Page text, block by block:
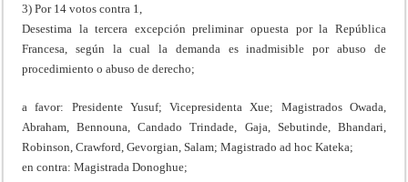
3) Por 14 votos contra 1,
Desestima la tercera excepción preliminar opuesta por la República
Francesa, según la cual la demanda es inadmisible por abuso de
procedimiento o abuso de derecho;
a favor: Presidente Yusuf; Vicepresidenta Xue; Magistrados Owada,
Abraham, Bennouna, Candado Trindade, Gaja, Sebutinde, Bhandari,
Robinson, Crawford, Gevorgian, Salam; Magistrado ad hoc Kateka;
en contra: Magistrada Donoghue;